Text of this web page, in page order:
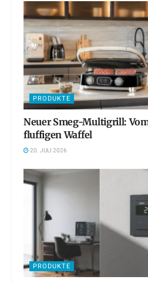
PRODUKTE
Neuer Smeg-Multigrill:
fluffigen Waffel
20. JULI 2026
PRODUKTE